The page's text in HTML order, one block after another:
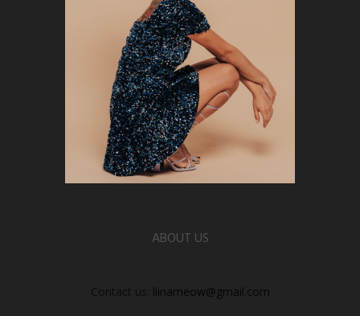
ABOUT US
Contact us: liinameow@gmail.com